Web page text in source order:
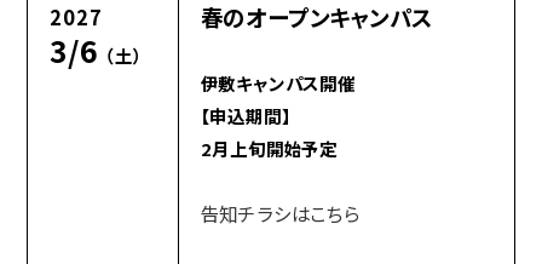
2027
3/6 （土）
春のオープンキャンパス
伊敷キャンパス開催
【申込期間】
2月上旬開始予定
告知チラシはこちら